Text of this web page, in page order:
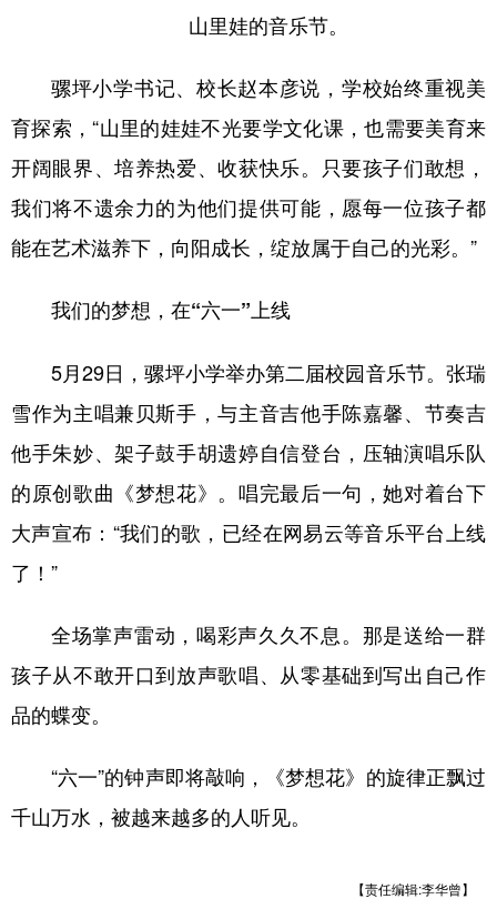
山里娃的音乐节。
骡坪小学书记、校长赵本彦说，学校始终重视美
育探索，“山里的娃娃不光要学文化课，也需要美育来
开阔眼界、培养热爱、收获快乐。只要孩子们敢想，
我们将不遗余力的为他们提供可能，愿每一位孩子都
能在艺术滋养下，向阳成长，绽放属于自己的光彩。”
我们的梦想，在“六一”上线
5月29日，骡坪小学举办第二届校园音乐节。张瑞
雪作为主唱兼贝斯手，与主音吉他手陈嘉馨、节奏吉
他手朱妙、架子鼓手胡遗婷自信登台，压轴演唱乐队
的原创歌曲《梦想花》。唱完最后一句，她对着台下
大声宣布：“我们的歌，已经在网易云等音乐平台上线
了！”
全场掌声雷动，喝彩声久久不息。那是送给一群
孩子从不敢开口到放声歌唱、从零基础到写出自己作
品的蝶变。
“六一”的钟声即将敲响，《梦想花》的旋律正飘过
千山万水，被越来越多的人听见。
【责任编辑:李华曾】